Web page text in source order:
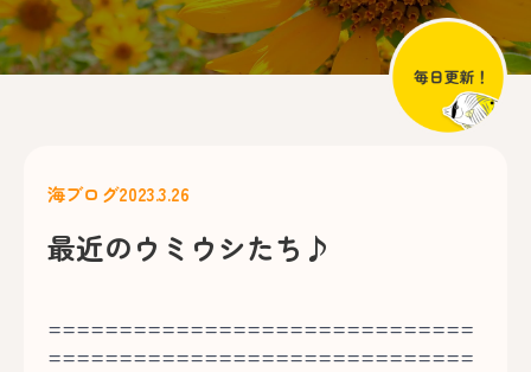
海ブログ2023.3.26
最近のウミウシたち♪
==============================
==============================